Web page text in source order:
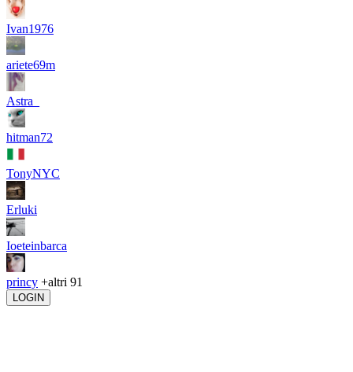
Ivan1976
ariete69m
Astra_
hitman72
TonyNYC
Erluki
Ioeteinbarca
princy +altri 91
LOGIN